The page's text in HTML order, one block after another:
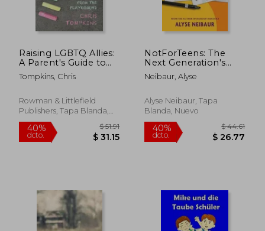
Raising LGBTQ Allies:
A Parent's Guide to
Changing the
Messages from the
Inglés)
Tompkins, Chris
Rowman & Littlefield
Publishers, Tapa Blanda,
Nuevo
NotForTeens: The
Next Generation's
Prescription (en
Inglés)
Neibaur, Alyse
Alyse Neibaur, Tapa
Blanda, Nuevo